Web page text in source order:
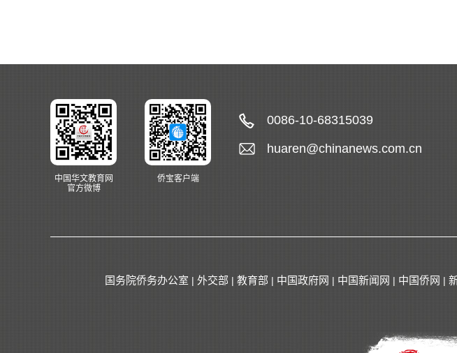
中国华文教育网
官方微博
侨宝客户端
0086-10-68315039
huaren@chinanews.com.cn
国务院侨务办公室 | 外交部 | 教育部 | 中国政府网 | 中国新闻网 | 中国侨网 |